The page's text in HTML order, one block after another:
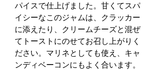
パイスで仕上げました。甘くてスパ
イシーなこのジャムは、クラッカー
に添えたり、クリームチーズと混ぜ
てトーストにのせてお召し上がりく
ださい。マリネとしても使え、キャ
ンディベーコンにもよく合います。